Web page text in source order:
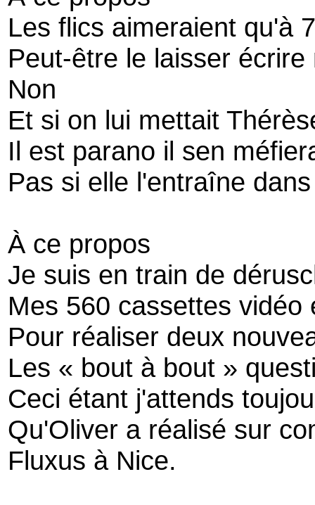
Les flics aimeraient qu'à
Peut-être le laisser
Non
Et si on lui mettait
Il est parano il sen
Pas si elle l'entraîne
À ce propos
Je suis en train de
Mes 560 cassettes vidéo
Pour réaliser deux
Les « bout à bout »
Ceci étant j'attends
Qu'Oliver a réalisé sur
Fluxus à Nice.